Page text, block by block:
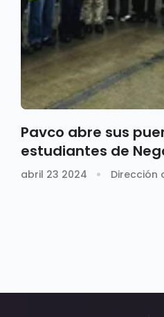
Pavco abre sus
estudiantes de
Internacionales
abril 23 2024 Dirección